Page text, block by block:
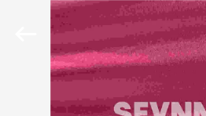
DOM